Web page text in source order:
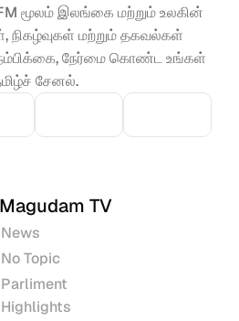
மூலம் இலங்கை மற்றும் உலகின்
நிகழ்வுகள் மற்றும் தகவல்கள்
நேர்மை கொண்ட உங்கள்
சேனல்.
Magudam TV
News
No Topic
Parliment
Highlights